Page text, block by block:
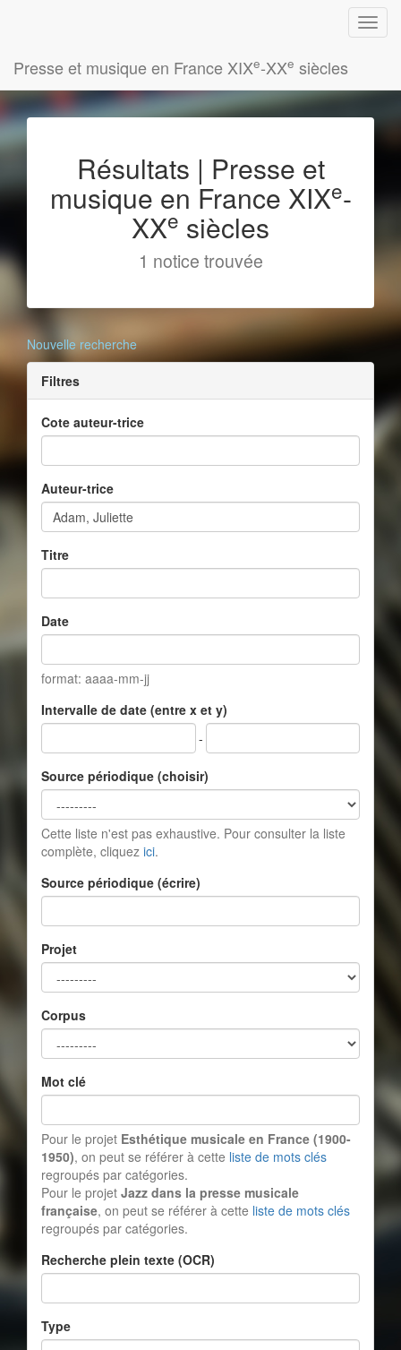
Presse et musique en France XIXe-XXe siècles
Résultats | Presse et
musique en France XIXe-
XXe siècles
1 notice trouvée
Nouvelle recherche
Filtres
Cote auteur-trice
Auteur-trice
Titre
Date
format: aaaa-mm-jj
Intervalle de date (entre x et y)
-
Source périodique (choisir)
Cette liste n'est pas exhaustive. Pour consulter la liste
complète, cliquez ici.
Source périodique (écrire)
Projet
Corpus
Mot clé
Pour le projet Esthétique musicale en France (1900-
1950), on peut se référer à cette liste de mots clés
regroupés par catégories.
Pour le projet Jazz dans la presse musicale
française, on peut se référer à cette liste de mots clés
regroupés par catégories.
Recherche plein texte (OCR)
Type